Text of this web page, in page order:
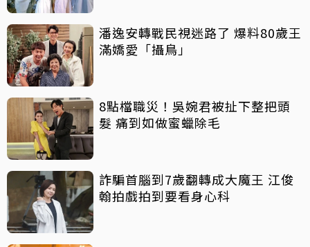
潘逸安轉戰民視迷路了 爆料80歲王
滿嬌愛「攝鳥」
8點檔職災！吳婉君被扯下整把頭
髮 痛到如做蜜蠟除毛
詐騙首腦到7歲翻轉成大魔王 江俊
翰拍戲拍到要看身心科